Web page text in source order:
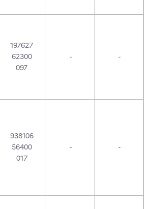
197627
62300
097
- -
938106
56400
017
- -